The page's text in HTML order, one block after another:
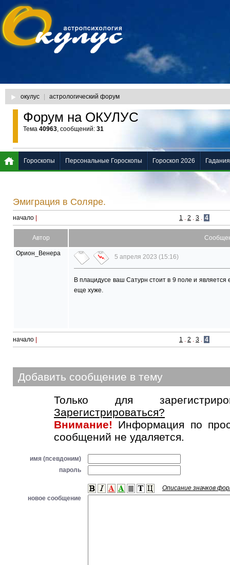
окулус астрологический форум
Форум на ОКУЛУС
Тема 40963, сообщений: 31
Эмиграция в Соляре.
начало 1 . 2 . 3 . 4
Автор
Орион_Венера 5 апреля 2023 (15:16)
В плацидусе ваш Сатурн стоит в 9 поле и
еще хуже.
начало 1 . 2 . 3 . 4
Добавить сообщение в тему
Только для
Зарегистрироваться?
Внимание! Информация по
сообщений не удаляется.
имя (псевдоним)
пароль
Описание значков
новое сообщение
Гороскопы Персональные Гороскопы Гороскоп 2026 Гадания